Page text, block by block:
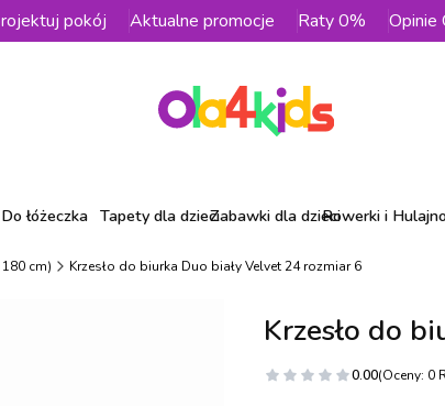
pokój Aktualne promocje Raty 0% Opinie
Do łóżeczka Tapety dla dzieciZabawki dla dzieciRowerki i
cm) Krzesło do biurka Duo biały Velvet 24 rozmiar 6
Krzesło do
0.00(Oceny: 0